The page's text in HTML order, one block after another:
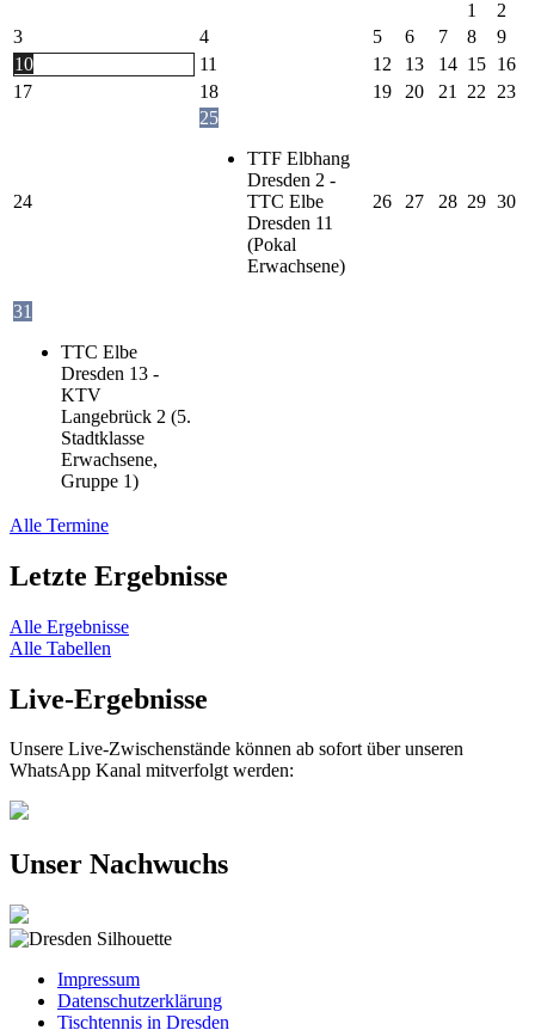
1
2
3
4 5 6 7 8
9
10
11 12 13 14 15 16
17
18 19 20 21 22 23
24
25
TTF Elbhang
Dresden 2 -
TTC Elbe
Dresden 11
(Pokal
Erwachsene)
26 27 28 29 30
31
TTC Elbe
Dresden 13 -
KTV
Langebrück 2 (5.
Stadtklasse
Erwachsene,
Gruppe 1)
Alle Termine
Letzte Ergebnisse
Alle Ergebnisse
Alle Tabellen
Live-Ergebnisse
Unsere Live-Zwischenstände können ab sofort über unseren
WhatsApp Kanal mitverfolgt werden:
Unser Nachwuchs
Impressum
Datenschutzerklärung
Tischtennis in Dresden